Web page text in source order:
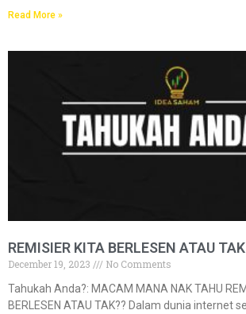
Read More »
REMISIER KITA BERLESEN ATAU TAK
December 19, 2023
No Comments
Tahukah Anda?:​​ MACAM MANA NAK TAHU
BERLESEN ATAU TAK?? Dalam dunia internet